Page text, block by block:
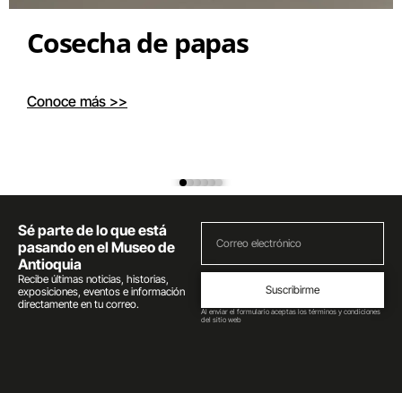
Cosecha de papas
Conoce más >>
Sé parte de lo que está
pasando en el Museo de
Antioquia
Recibe últimas noticias, historias,
exposiciones, eventos e información
directamente en tu correo.
Suscribirme
Al enviar el formulario aceptas los términos y condiciones
del sitio web